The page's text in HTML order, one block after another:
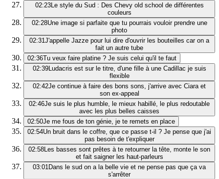
02:23Le style du Sud : Des Chevy old school de différentes
couleurs
02:28Une image si parfaite que tu pourrais vouloir prendre une
photo
02:31J'appelle Jazze pour lui dire d'ouvrir les bouteilles car on a
fait un autre tube
02:36Tu veux faire platine ? Je suis celui qu'il te faut
02:39Ludacris est sur le titre, d'une fille à une Cadillac je suis
flexible
02:42Je continue à faire des bons sons, j'arrive avec Ciara et
son ex-appeal
02:46Je suis le plus humble, le mieux habillé, le plus redoutable
avec les plus belles caisses
02:50Je me fous de ton génie, je te remets en place
02:54Un bruit dans le coffre, que ce passe t-il ? Je pense que j'ai
pas besoin de t'expliquer
02:58Les basses sont prêtes à te retourner la tête, monte le son
et fait saigner les haut-parleurs
03:01Dans le sud on a la belle vie et ne pense pas que ça va
s'arrêter